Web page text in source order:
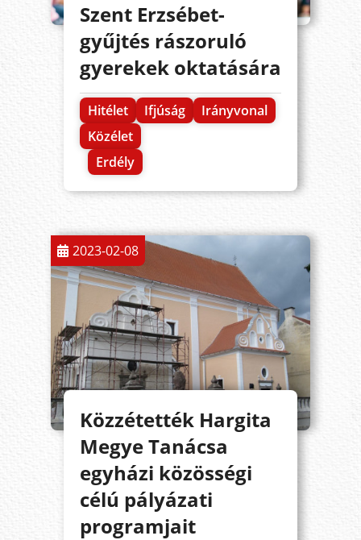
Szent Erzsébet-
gyűjtés rászoruló
gyerekek oktatására
Hitélet Ifjúság
Irányvonal
Közélet
Erdély
2023-02-08
Közzétették Hargita
Megye Tanácsa
egyházi közösségi
célú pályázati
programjait